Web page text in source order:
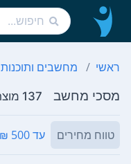
ראשי מחשבים ותוכנות
מסכי מחשב 137 מוצרים
טווח מחירים עד 500 ₪